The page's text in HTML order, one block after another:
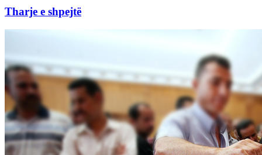
Tharje e shpejtë